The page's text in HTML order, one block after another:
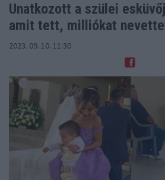
Unatkozott a szülei
amit tett, milliókat
2023. 09. 10. 11:30